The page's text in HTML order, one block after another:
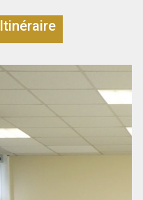
Itinéraire